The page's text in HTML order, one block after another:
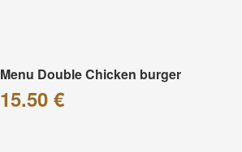
Menu Double Chicken burger
15.50 €